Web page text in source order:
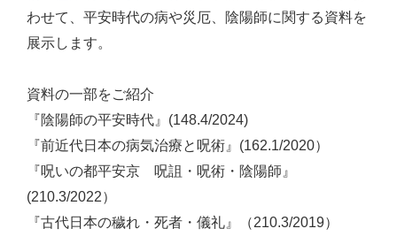
わせて、平安時代の病や災厄、陰陽師に関する資料を
展示します。
資料の一部をご紹介
『陰陽師の平安時代』(148.4/2024)
『前近代日本の病気治療と呪術』(162.1/2020）
『呪いの都平安京 呪詛・呪術・陰陽師』
(210.3/2022）
『古代日本の穢れ・死者・儀礼』（210.3/2019）